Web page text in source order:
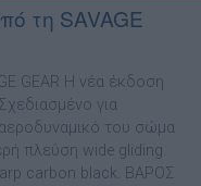
τη SAVAGE
GEAR Η νέα έκδοση
για
αεροδυναµικό του σώµα
πλεύση wide gliding.
carbon black. ΒΑΡΟΣ